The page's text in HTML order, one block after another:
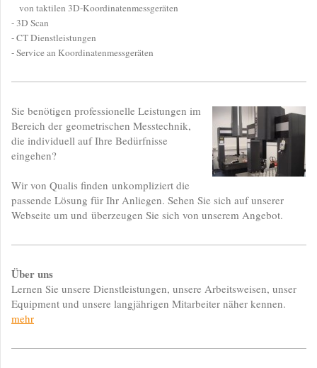
von taktilen 3D-Koordinatenmessgeräten
- 3D Scan
- CT Dienstleistungen
- Service an Koordinatenmessgeräten
Sie benötigen professionelle Leistungen im
Bereich der geometrischen Messtechnik,
die individuell auf Ihre Bedürfnisse
eingehen?
Wir von Qualis finden unkompliziert die
passende Lösung für Ihr Anliegen. Sehen Sie sich auf unserer
Webseite um und überzeugen Sie sich von unserem Angebot.
Über uns
Lernen Sie unsere Dienstleistungen, unsere Arbeitsweisen, unser
Equipment und unsere langjährigen Mitarbeiter näher kennen.
mehr